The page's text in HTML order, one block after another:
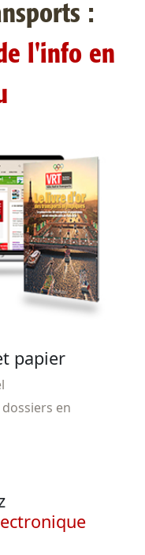
:
l'info en
papier
en